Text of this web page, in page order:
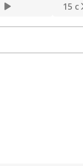
15 с